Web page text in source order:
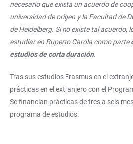
necesario que exista un acuerdo de
universidad de origen y la Facultad de
de Heidelberg. Si no existe tal acuerdo,
estudiar en Ruperto Carola como parte
estudios de corta duración.
Tras sus estudios Erasmus en el
prácticas en el extranjero con el
Se financian prácticas de tres a seis
programa de estudios.